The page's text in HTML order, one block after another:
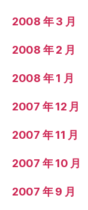
2008 年 3 月
2008 年 2 月
2008 年 1 月
2007 年 12 月
2007 年 11 月
2007 年 10 月
2007 年 9 月